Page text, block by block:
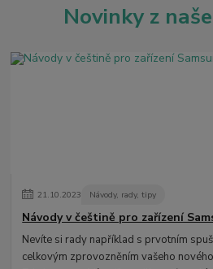
Novinky z
21.10.2023 Návody, rady, tipy
Návody v češtině pro zařízení
Nevíte si rady například s prvotním
celkovým zprovozněním vašeho